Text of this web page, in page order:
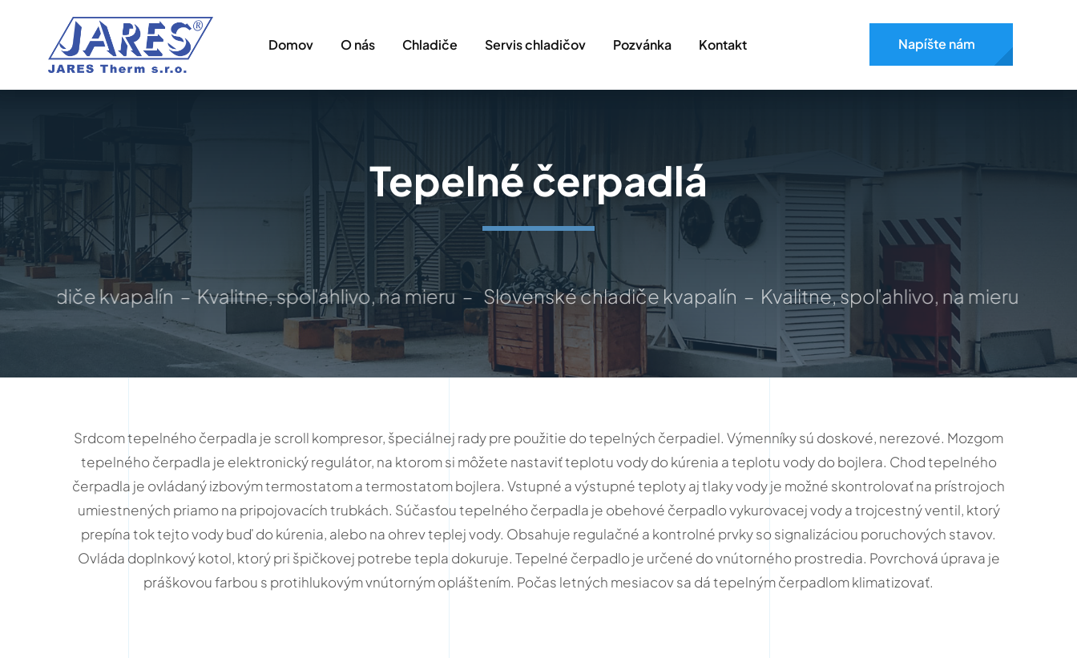
content
Domov O nás Chladiče Servis chladičov Pozvánka Kontakt Napíšte nám
Tepelné čerpadlá
kvapalín – Kvalitne, spoľahlivo, na mieru – Slovenské chladiče kvapalín – Kvalitne, spoľahlivo, na mieru –
Srdcom tepelného čerpadla je scroll kompresor, špeciálnej rady pre použitie do tepelných čerpadiel. Výmenníky sú doskové, nerezové. Mozgom
tepelného čerpadla je elektronický regulátor, na ktorom si môžete nastaviť teplotu vody do kúrenia a teplotu vody do bojlera. Chod tepelného
čerpadla je ovládaný izbovým termostatom a termostatom bojlera. Vstupné a výstupné teploty aj tlaky vody je možné skontrolovať na prístrojoch
umiestnených priamo na pripojovacích trubkách. Súčasťou tepelného čerpadla je obehové čerpadlo vykurovacej vody a trojcestný ventil, ktorý
prepína tok tejto vody buď do kúrenia, alebo na ohrev teplej vody. Obsahuje regulačné a kontrolné prvky so signalizáciou poruchových stavov.
Ovláda doplnkový kotol, ktorý pri špičkovej potrebe tepla dokuruje. Tepelné čerpadlo je určené do vnútorného prostredia. Povrchová úprava je
práškovou farbou s protihlukovým vnútorným opláštením. Počas letných mesiacov sa dá tepelným čerpadlom klimatizovať.